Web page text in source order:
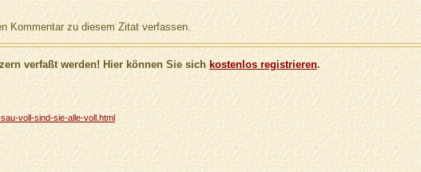
Kommentar zu diesem Zitat verfassen.
verfaßt werden! Hier können Sie sichkostenlos registrieren.
voll-sind-sie-alle-voll.html